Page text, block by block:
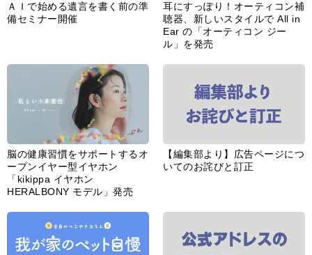
ＡＩで始める遺言を書く前の準
備セミナー開催
耳にすっぽり！オーティコン補
聴器、新しいスタイルで All in
Ear の「オーティコン ジー
ル」を発売
脳の健康習慣をサポートするオ
ープンイヤー型イヤホン
「kikippa イヤホン
HERALBONY モデル」発売
【編集部より】広告ページにつ
いてのお詫びと訂正